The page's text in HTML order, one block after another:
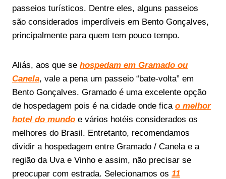
passeios turísticos. Dentre eles, alguns passeios
são considerados imperdíveis em Bento Gonçalves,
principalmente para quem tem pouco tempo.
Aliás, aos que se hospedam em Gramado ou
Canela, vale a pena um passeio “bate-volta” em
Bento Gonçalves. Gramado é uma excelente opção
de hospedagem pois é na cidade onde fica o melhor
hotel do mundo e vários hotéis considerados os
melhores do Brasil. Entretanto, recomendamos
dividir a hospedagem entre Gramado / Canela e a
região da Uva e Vinho e assim, não precisar se
preocupar com estrada. Selecionamos os 11